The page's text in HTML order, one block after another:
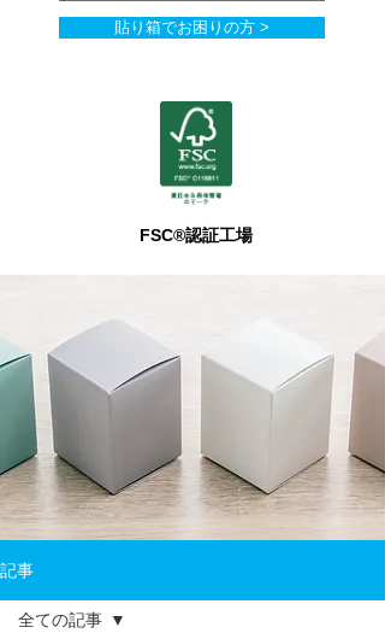
貼り箱でお困りの方 >
FSC®認証工場
記事
全ての記事